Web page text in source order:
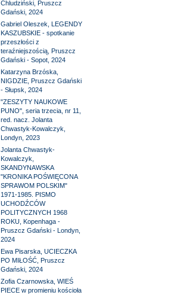
Chludziński, Pruszcz
Gdański, 2024
Gabriel Oleszek, LEGENDY
KASZUBSKIE - spotkanie
przeszłości z
teraźniejszością, Pruszcz
Gdański - Sopot, 2024
Katarzyna Brzóska,
NIGDZIE, Pruszcz Gdański
- Słupsk, 2024
"ZESZYTY NAUKOWE
PUNO", seria trzecia, nr 11,
red. nacz. Jolanta
Chwastyk-Kowalczyk,
Londyn, 2023
Jolanta Chwastyk-
Kowalczyk,
SKANDYNAWSKA
"KRONIKA POŚWIĘCONA
SPRAWOM POLSKIM"
1971-1985. PISMO
UCHODŹCÓW
POLITYCZNYCH 1968
ROKU, Kopenhaga -
Pruszcz Gdański - Londyn,
2024
Ewa Pisarska, UCIECZKA
PO MIŁOŚĆ, Pruszcz
Gdański, 2024
Zofia Czarnowska, WIEŚ
PIECE w promieniu kościoła